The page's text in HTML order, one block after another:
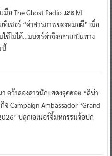
มือ The Ghost Radio และ MI
ทีเซอร์ “คำสารภาพของหมอผี” เมื่อ
ช้ไม่ได้…มนตร์ดำจึงกลายเป็นทาง
นี้
คว้าสองสาวนักแสดงสุดฮอต “ลีน่า-
จ Campaign Ambassador “Grand
ปลุกเอเนอร์จี้มหกรรมช้อปก